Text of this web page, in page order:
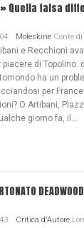
Quella falsa
Moleskine Conte
e Recchioni
piacere di Topolino.
ha un
per
O Artibani,
giorno fa, il...
Critica d'Autore